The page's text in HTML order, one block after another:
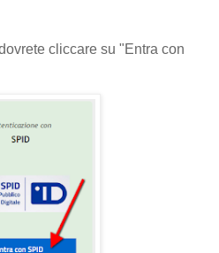
cliccare su "Entra con